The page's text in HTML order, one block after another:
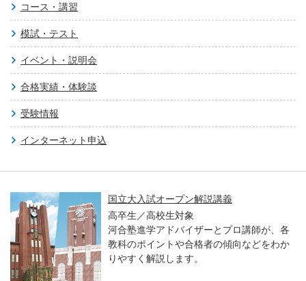
コース・講習
模試・テスト
イベント・説明会
合格実績・体験談
受験情報
インターネット申込
国立大入試オープン解説講義
高卒生／高校生対象
河合塾進学アドバイザーとプロ講師が、各
教科のポイントや合格者の傾向などをわか
りやすく解説します。